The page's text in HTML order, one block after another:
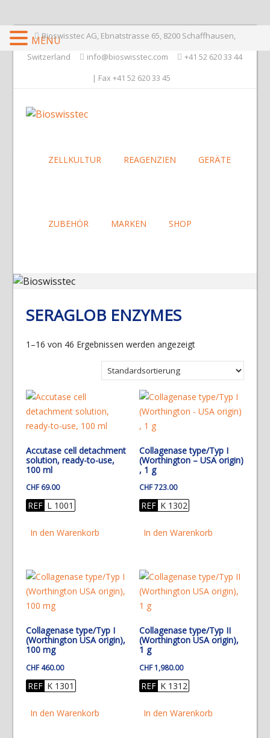
Bioswisstec AG, Ebnatstrasse 65, 8200 Schaffhausen,
Switzerland
info@bioswisstec.com
+41 52 620 33 44
| Fax +41 52 620 33 45
ZELLKULTUR REAGENZIEN GERÄTE
ZUBEHÖR MARKEN SHOP
SERAGLOB ENZYMES
1–16 von 46 Ergebnissen werden angezeigt
Accutase cell detachment
solution, ready-to-use,
100 ml
CHF69.00
REF L 1001
In den Warenkorb
Collagenase type/Typ I
(Worthington – USA origin)
, 1 g
CHF723.00
REF K 1302
In den Warenkorb
Collagenase type/Typ I
(Worthington USA origin),
100 mg
CHF460.00
REF K 1301
In den Warenkorb
Collagenase type/Typ II
(Worthington USA origin),
1 g
CHF1,980.00
REF K 1312
In den Warenkorb
MENU